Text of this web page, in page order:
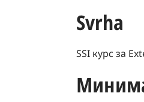
Svrha
SSI курс за